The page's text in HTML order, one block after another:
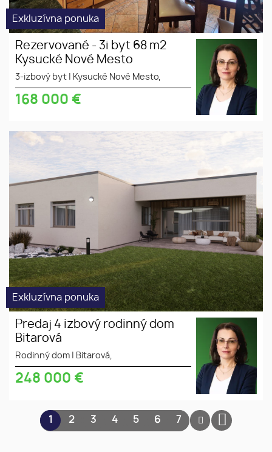
Exkluzívna ponuka
Rezervované - 3i byt 68 m2
Kysucké Nové Mesto
3-izbový byt Kysucké Nové Mesto,
168 000 €
Predaj 4 izbový rodinný dom
Exkluzívna ponuka
Predaj 4 izbový rodinný dom
Bitarová
Rodinný dom Bitarová,
248 000 €
1 2 3 4 5 6 7